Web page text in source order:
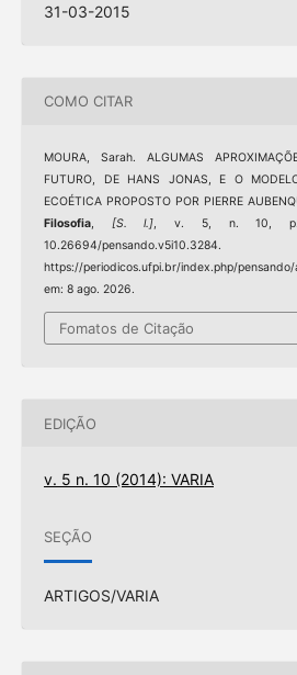
31-03-2015
COMO CITAR
MOURA, Sarah. ALGUMAS
FUTURO, DE HANS JONAS, E O
ECOÉTICA PROPOSTO POR PIERRE
Filosofia, [S. l.] , v. 5, n. 10, p.
10.26694/
https://periodicos.ufpi.br/index.php/
em: 8 ago. 2026.
Fomatos de Citação
EDIÇÃO
v. 5 n. 10 (2014): VARIA
SEÇÃO
ARTIGOS/VARIA